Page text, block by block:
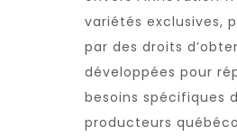
variétés exclusives,
par des droits
développées pour
besoins spécifiques
producteurs